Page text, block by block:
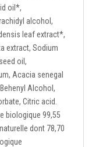
oil*,
alcohol,
leaf extract*,
extract, Sodium
oil,
Acacia senegal
Alcohol,
Citric acid.
biologique 99,55
dont 78,70